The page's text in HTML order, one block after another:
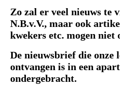
Zo zal er veel nieuws te
N.B.v.V., maar ook
kwekers etc. mogen niet
De nieuwsbrief die onze
ontvangen is in een
ondergebracht.